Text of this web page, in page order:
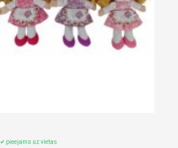
✔ pieejams uz vietas